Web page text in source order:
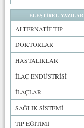
ELEŞTİREL YAZILAR
ALTERNATİF TIP
DOKTORLAR
HASTALIKLAR
İLAÇ ENDÜSTRİSİ
İLAÇLAR
SAĞLIK SİSTEMİ
TIP EĞİTİMİ